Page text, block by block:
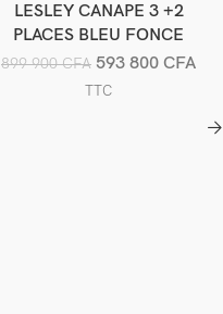
Ajouter au panier
LESLEY CANAPE 3 +2
PLACES BLEU FONCE
899 900CFA 593 800 CFA
TTC